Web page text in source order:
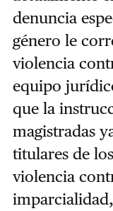
denuncia
género le
violencia
equipo
que la
magistradas
titulares de
violencia